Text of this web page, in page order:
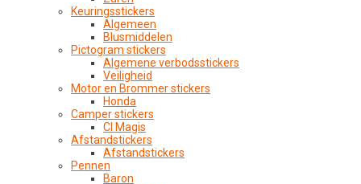
Keuringsstickers
Algemeen
Blusmiddelen
Pictogram stickers
Algemene verbodsstickers
Veiligheid
Motor en Brommer stickers
Honda
Camper stickers
CI Magis
Afstandstickers
Afstandstickers
Pennen
Baron